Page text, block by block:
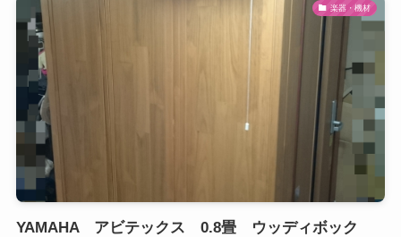
楽器・機材
YAMAHA アビテックス 0.8畳 ウッディボック